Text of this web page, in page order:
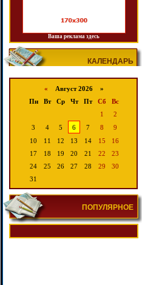
Ваша реклама здесь
КАЛЕНДАРЬ
« Август 2026 »
Пн
Вт Ср Чт Пт Сб
Вс
1
2
3
4 5 6 7 8
9
10
11 12 13 14 15
16
17
18 19 20 21 22
23
24
25 26 27 28 29
30
31
ПОПУЛЯРНОЕ